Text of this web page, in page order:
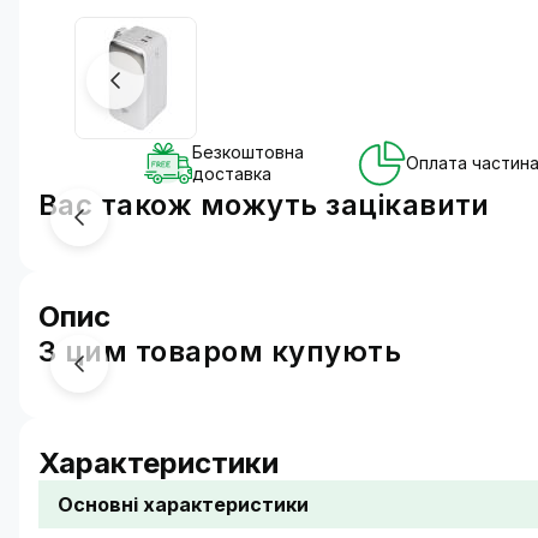
Безкоштовна
доставка
Оплата
Вас також можуть зацікавити
Опис
Стильне і компактне джерело енергії, яке завжди
Є кнопковий перемикач та світлодіодний екран. У
Універсальний помічник для
З цим товаром купують
Характеристики
Основні характеристики